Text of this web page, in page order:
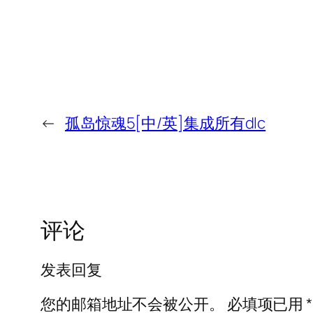
← 孤岛惊魂5[中/英]集成所有dlc
评论
发表回复
您的邮箱地址不会被公开。
必填项已用*